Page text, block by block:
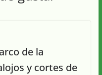
de la
y cortes de